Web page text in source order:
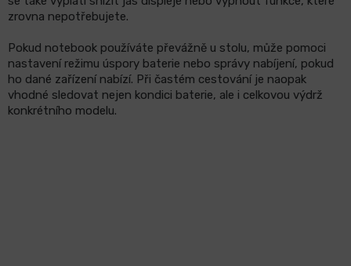
zrovna nepotřebujete.
Pokud notebook používáte převážně u stolu, může pomoci
nastavení režimu úspory baterie nebo správy nabíjení, pokud
ho dané zařízení nabízí. Při častém cestování je naopak
vhodné sledovat nejen kondici baterie, ale i celkovou výdrž
konkrétního modelu.